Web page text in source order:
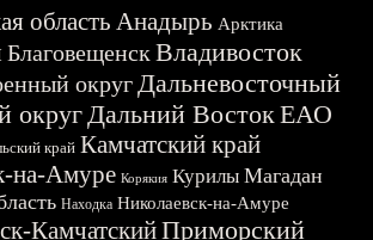
область Анадырь Арктика
БлаговещенскВладивосток
округДальневосточный
округДальний ВостокЕАО
край Камчатский край
на-Амуре Корякия Курилы Магадан
Находка Николаевск-на-Амуре
КамчатскийПриморский